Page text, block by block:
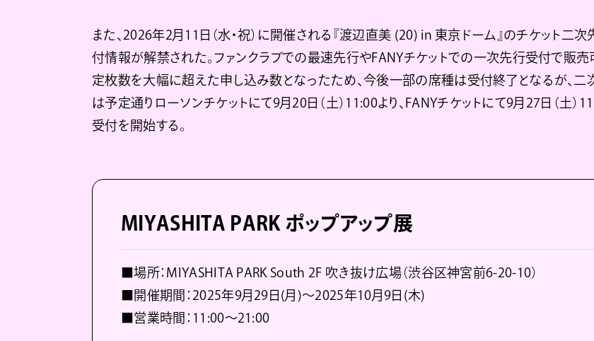
また、2026年2月11日（水・祝）に開催される『渡辺直美 (20) in 東京ドーム』のチケット二次
付情報が解禁された。ファンクラブでの最速先行やFANYチケットでの一次先行受付で販売
定枚数を大幅に超えた申し込み数となったため、今後一部の席種は受付終了となるが、二
は予定通りローソンチケットにて9月20日（土）11:00より、FANYチケットにて9月27日（土）
受付を開始する。
MIYASHITA PARK ポップアップ展
■場所：MIYASHITA PARK South 2F 吹き抜け広場（渋谷区神宮前6-20-10）
■開催期間：2025年9月29日(月)～2025年10月9日(木)
■営業時間：11:00～21:00